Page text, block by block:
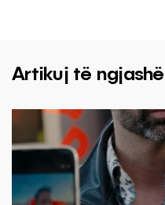
Artikuj të